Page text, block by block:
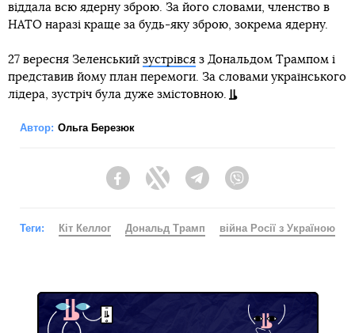
віддала всю ядерну зброю. За його словами, членство в
НАТО наразі краще за будь-яку зброю, зокрема ядерну.
27 вересня Зеленський зустрівся з Дональдом Трампом і
представив йому план перемоги. За словами українського
лідера, зустріч була дуже змістовною.
Автор: Ольга Березюк
FacebookTwitter Telegram
Теги: Кіт Келлог Дональд Трамп війна Росії з Україною